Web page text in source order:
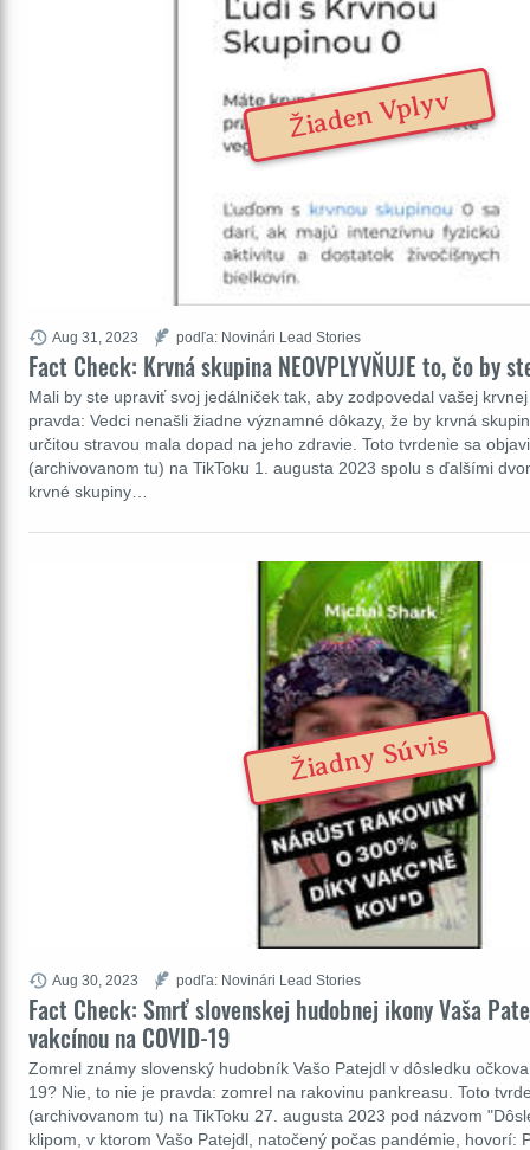
Fact Check: Krvná skupina NEOVPLYVŇUJE to, čo by
Mali by ste upraviť svoj jedálniček tak, aby zodpovedal vašej
pravda: Vedci nenašli žiadne významné dôkazy, že by krvná
určitou stravou mala dopad na jeho zdravie. Toto tvrdenie sa
(archivovanom tu) na TikToku 1. augusta 2023 spolu s ďalšími
krvné skupiny…
Aug 31, 2023 podľa: Novinári Lead Stories
Žiaden Vplyv
Fact Check: Smrť slovenskej hudobnej ikony Vaša
vakcínou na COVID-19
Zomrel známy slovenský hudobník Vašo Patejdl v dôsledku
19? Nie, to nie je pravda: zomrel na rakovinu pankreasu. Toto
(archivovanom tu) na TikToku 27. augusta 2023 pod názvom
klipom, v ktorom Vašo Patejdl, natočený počas pandémie, hovorí:
Aug 30, 2023 podľa: Novinári Lead Stories
Žiadny Súvis